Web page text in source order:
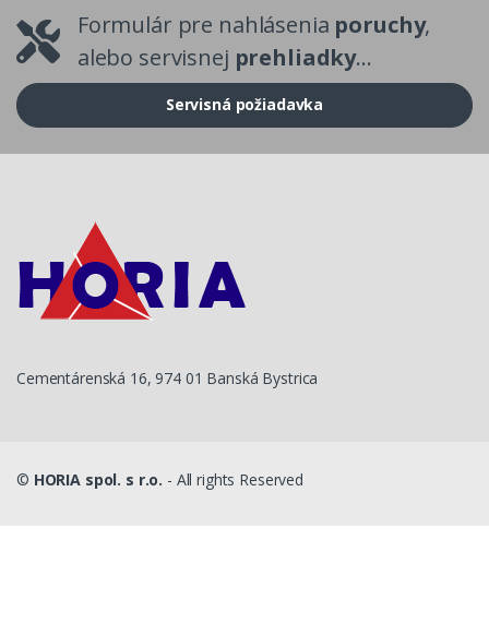
Formulár pre nahlásenia poruchy,
alebo servisnej prehliadky...
Servisná požiadavka
Cementárenská 16, 974 01 Banská Bystrica
© HORIA spol. s r.o. - All rights Reserved